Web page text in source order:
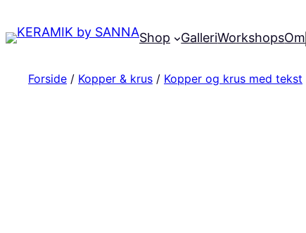
Shop GalleriWorkshopsOm
Forside / Kopper & krus / Kopper og krus med tekst